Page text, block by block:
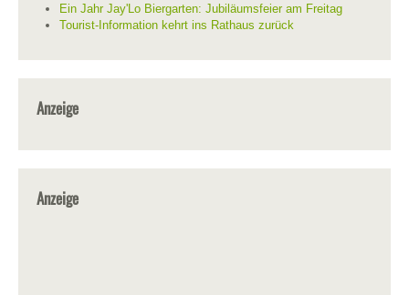
Ein Jahr Jay'Lo Biergarten: Jubiläumsfeier am Freitag
Tourist-Information kehrt ins Rathaus zurück
Anzeige
Anzeige